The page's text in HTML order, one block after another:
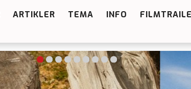
ARTIKLER TEMA INFO